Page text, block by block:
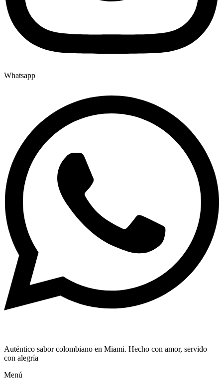
Whatsapp
Auténtico sabor colombiano en Miami. Hecho con amor, servido
con alegría
Menú